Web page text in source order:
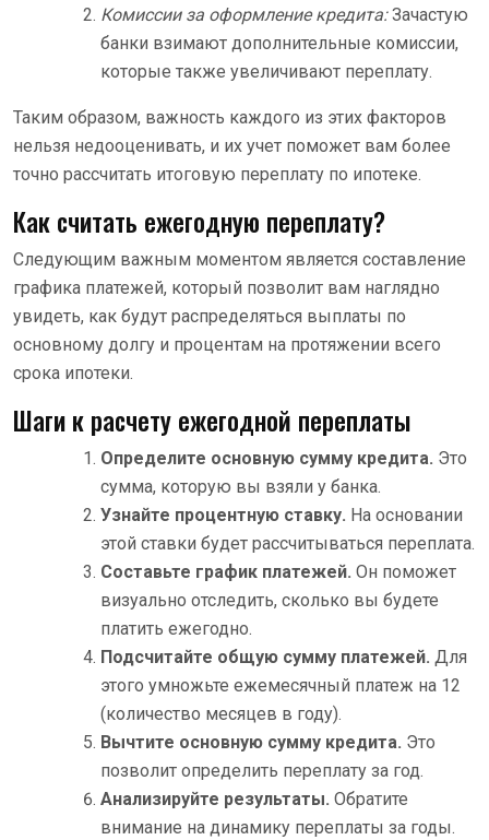
Комиссии за оформление кредита:Зачастую
банки взимают дополнительные комиссии,
которые также увеличивают переплату.
Таким образом, важность каждого из этих факторов
нельзя недооценивать, и их учет поможет вам более
точно рассчитать итоговую переплату по ипотеке.
Как считать ежегодную переплату?
Следующим важным моментом является составление
графика платежей, который позволит вам наглядно
увидеть, как будут распределяться выплаты по
основному долгу и процентам на протяжении всего
срока ипотеки.
Шаги к расчету ежегодной переплаты
Определите основную сумму кредита. Это
сумма, которую вы взяли у банка.
Узнайте процентную ставку. На основании
этой ставки будет рассчитываться переплата.
Составьте график платежей. Он поможет
визуально отследить, сколько вы будете
платить ежегодно.
Подсчитайте общую сумму платежей. Для
этого умножьте ежемесячный платеж на 12
(количество месяцев в году).
Вычтите основную сумму кредита. Это
позволит определить переплату за год.
Анализируйте результаты. Обратите
внимание на динамику переплаты за годы.